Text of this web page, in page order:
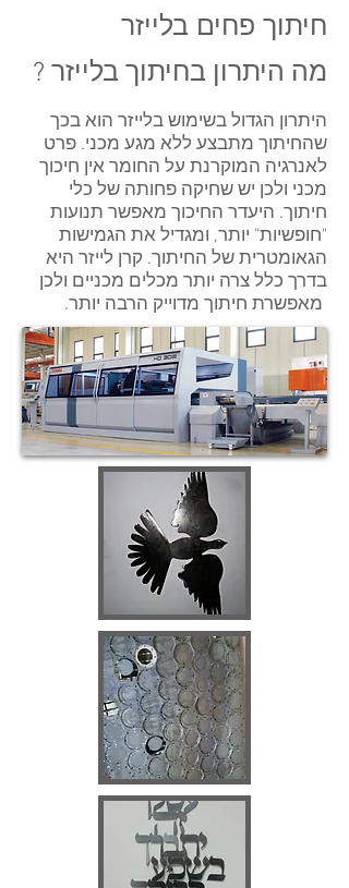
מה היתרון בחיתוך בלייזר ?
היתרון הגדול בשימוש בלייזר הוא בכך
שהחיתוך מתבצע ללא מגע מכני. פרט
לאנרגיה המוקרנת על החומר אין חיכוך
מכני ולכן יש שחיקה פחותה של כלי
חיתוך. היעדר החיכוך מאפשר תנועות
"חופשיות" יותר, ומגדיל את הגמישות
הגאומטרית של החיתוך. קרן לייזר היא
בדרך כלל צרה יותר מכלים מכניים ולכן
מאפשרת חיתוך מדוייק הרבה יותר.
חיתוך פחים בלייזר